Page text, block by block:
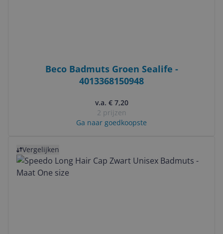
Beco Badmuts Groen Sealife -
4013368150948
v.a. € 7,20
2 prijzen
Ga naar goedkoopste
Vergelijken